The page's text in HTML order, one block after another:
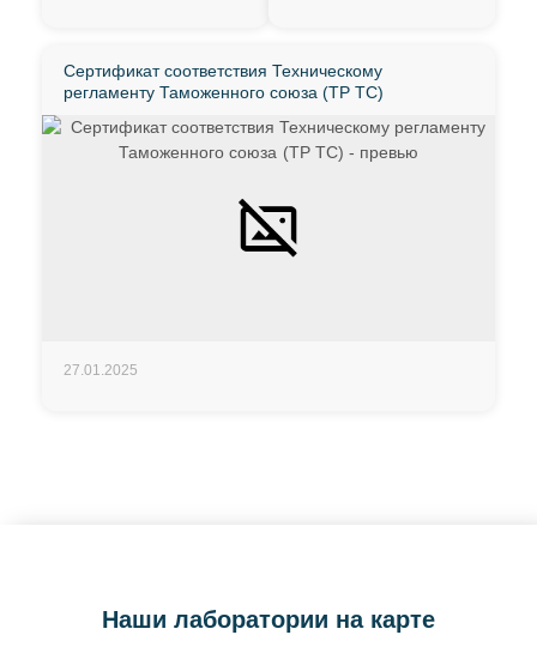
Сертификат соответствия Техническому
регламенту Таможенного союза (ТР ТС)
27.01.2025
Наши лаборатории на карте